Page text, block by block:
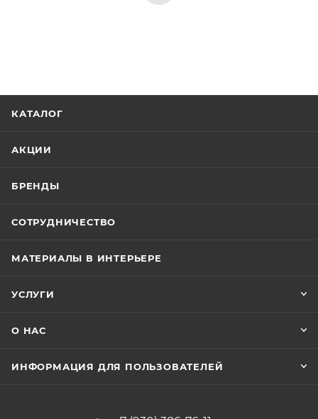
КАТАЛОГ
АКЦИИ
БРЕНДЫ
СОТРУДНИЧЕСТВО
МАТЕРИАЛЫ В ИНТЕРЬЕРЕ
УСЛУГИ
О НАС
ИНФОРМАЦИЯ ДЛЯ ПОЛЬЗОВАТЕЛЕЙ